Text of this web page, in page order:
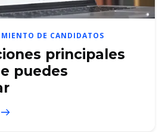
DE CANDIDATOS
principales
puedes